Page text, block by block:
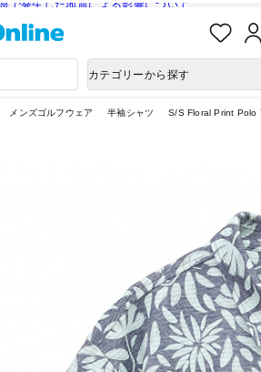
で発生した地震による影響について
入
カテゴリーから探す
メンズゴルフウェア 半袖シャツ S/S Floral Print Polo